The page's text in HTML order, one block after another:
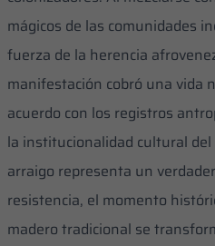
mágicos de las comunidades
fuerza de la herencia
manifestación cobró una vida
acuerdo con los registros
la institucionalidad cultural del
arraigo representa un
resistencia, el momento
madero tradicional se